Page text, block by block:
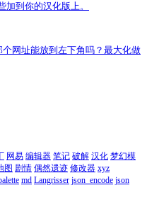
加到你的汉化版上。
网址能放到左下角吗？最大化做
网易 编辑器 笔记 破解 汉化 梦幻模
图 剧情 偶然遗迹 修改器 xyz
md Langrisser json_encode json